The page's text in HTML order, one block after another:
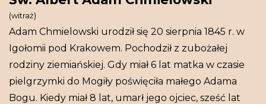
(witraż)
Adam Chmielowski urodził się 20 sierpnia 1845 r. w
Igołomii pod Krakowem. Pochodził z zubożałej
rodziny ziemiańskiej. Gdy miał 6 lat matka w czasie
pielgrzymki do Mogiły poświęciła małego Adama
Bogu. Kiedy miał 8 lat, umarł jego ojciec, sześć lat